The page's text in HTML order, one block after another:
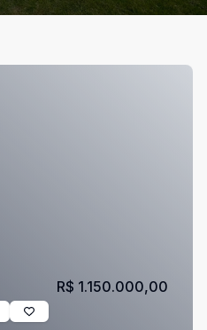
R$ 1.150.000,00